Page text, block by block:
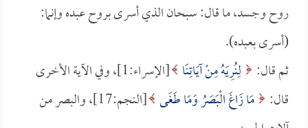
روح وجسد، ما قال: سبحان الذي أسرى بروح عبده وإنما:
(أسرى بعبده).
ثم قال:
لِنُرِيَهُ مِنْ آيَاتِنَا
[الإسراء:1]، وفي الآية الأخرى
قال: مَا زَاغَ الْبَصَرُ وَمَا طَغَى
[النجم:17]، والبصر من